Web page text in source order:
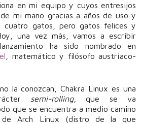
en mi equipo y cuyos entresijos
mi mano gracias a años de uso y
cuatro gatos, pero gatos felices y
una vez más, vamos a escribir
ha sido nombrado en
, matemático y filósofo austríaco-
la conozcan, Chakra Linux es una
semi-rolling, que se va
que se encuentra a medio camino
de Arch Linux (distro de la que